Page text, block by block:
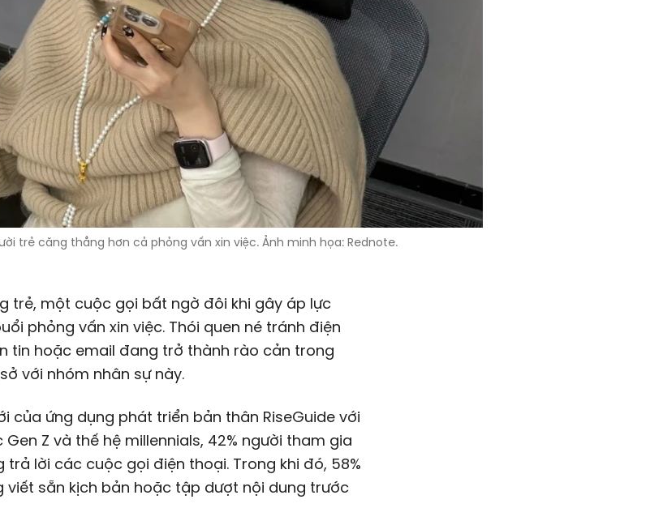
trẻ căng thẳng hơn cả phỏng vấn xin việc. Ảnh minh họa: Rednote.
trẻ, một cuộc gọi bất ngờ đôi khi gây áp lực
phỏng vấn xin việc. Thói quen né tránh điện
tin hoặc email đang trở thành rào cản trong
với nhóm nhân sự này.
của ứng dụng phát triển bản thân RiseGuide với
Gen Z và thế hệ millennials, 42% người tham gia
trả lời các cuộc gọi điện thoại. Trong khi đó, 58%
viết sẵn kịch bản hoặc tập dượt nội dung trước